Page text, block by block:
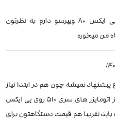
سلام وقت بخیر من یه سواگ پی ایکس ۸۰ ویپرسو دارم به نظرتون
من میخوره
نمیشه چون هم در ابتدا نیاز
به یک مبدل دارید تا بتونید از اتومایزر های سری 510 روی پی ایکس
باید تقریبا هم قیمت دستگاهتون برای